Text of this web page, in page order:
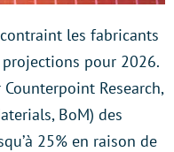
les fabricants
pour 2026.
Research,
BoM) des
25% en raison de